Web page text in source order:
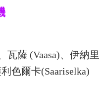
瓦薩 (Vaasa)、伊納里
色爾卡(Saariselka)